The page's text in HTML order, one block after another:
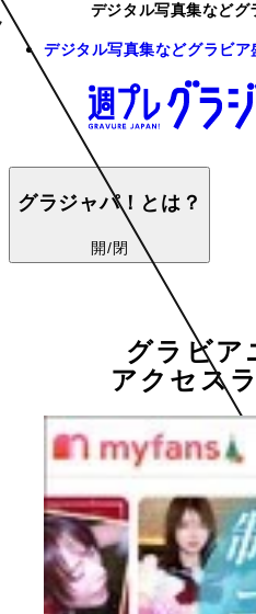
デジタル写真集など
デジタル写真集などグラビア
グラジャパ！とは？
開/閉
グラビア
アクセス